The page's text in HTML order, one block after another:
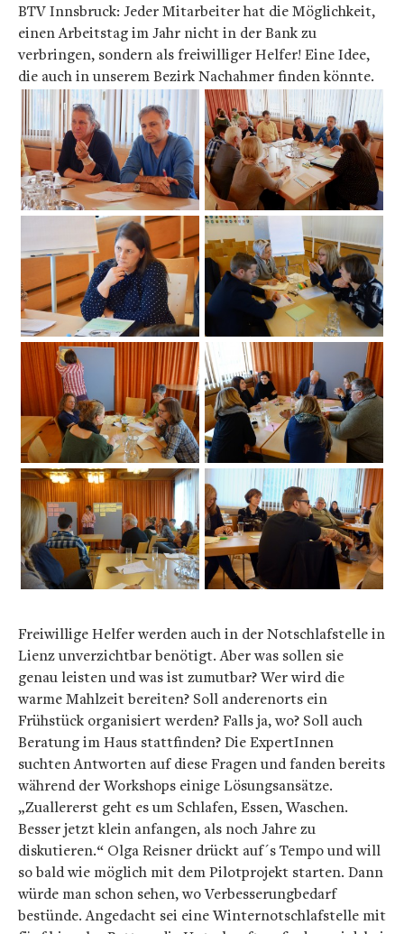
BTV Innsbruck: Jeder Mitarbeiter hat die Möglichkeit,
einen Arbeitstag im Jahr nicht in der Bank zu
verbringen, sondern als freiwilliger Helfer! Eine Idee,
die auch in unserem Bezirk Nachahmer finden könnte.
Freiwillige Helfer werden auch in der Notschlafstelle in
Lienz unverzichtbar benötigt. Aber was sollen sie
genau leisten und was ist zumutbar? Wer wird die
warme Mahlzeit bereiten? Soll anderenorts ein
Frühstück organisiert werden? Falls ja, wo? Soll auch
Beratung im Haus stattfinden? Die ExpertInnen
suchten Antworten auf diese Fragen und fanden bereits
während der Workshops einige Lösungsansätze.
„Zuallererst geht es um Schlafen, Essen, Waschen.
Besser jetzt klein anfangen, als noch Jahre zu
diskutieren.“ Olga Reisner drückt auf´s Tempo und will
so bald wie möglich mit dem Pilotprojekt starten. Dann
würde man schon sehen, wo Verbesserungbedarf
bestünde. Angedacht sei eine Winternotschlafstelle mit